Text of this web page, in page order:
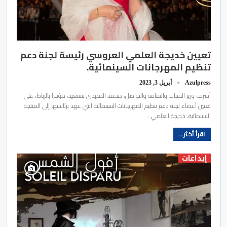
تعيين خديجة العلمي العروسي رئيسة لجنة دعم
تنظيم المهرجانات السينمائية.
Azulpress أبريل 3, 2023
أشرف وزير الشباب والثقافة والتواصل، محمد المهدي بنسعيد، مؤخرا بالرباط، على
تعيين أعضاء لجنة دعم تنظيم المهرجانات السينمائية التي عهد برئاستها إلى المنتجة
السينمائية، خديجة العلمي…
اقرأ أكثر...
إبداعات